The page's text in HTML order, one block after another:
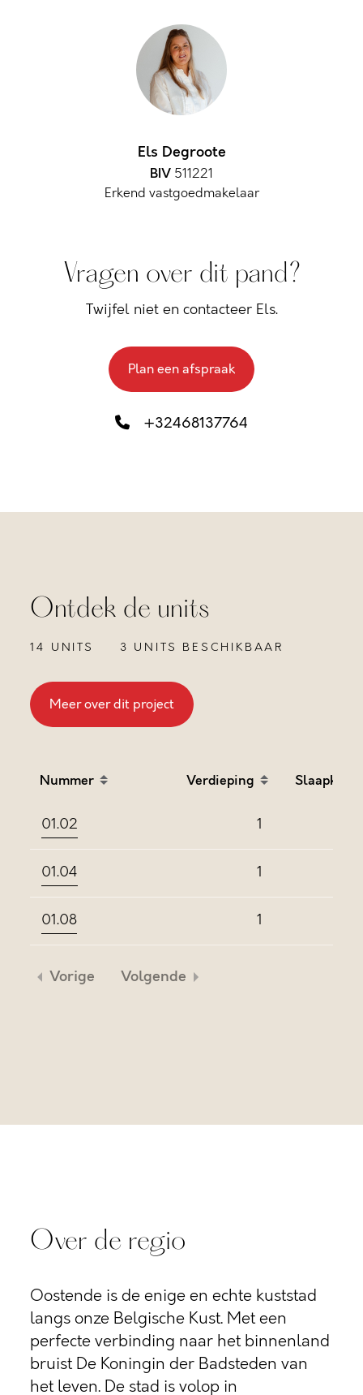
Els Degroote
BIV 511221
Erkend vastgoedmakelaar
Vragen over dit pand?
Twijfel niet en contacteer Els.
Plan een afspraak
+32468137764
Ontdek de units
14 UNITS 3 UNITS BESCHIKBAAR
Meer over dit project
Nummer
Sort table by Nummer in descending order
Verdieping
Sort table by
01.02 1
01.04 1
01.08 1
Vorige Volgende
Over de regio
Oostende is de enige en echte kuststad
langs onze Belgische Kust. Met een
perfecte verbinding naar het binnenland
bruist De Koningin der Badsteden van
het leven. De stad is volop in